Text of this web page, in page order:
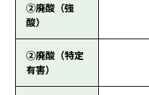
②廃酸（強
酸）
②廃酸（特定
有害）